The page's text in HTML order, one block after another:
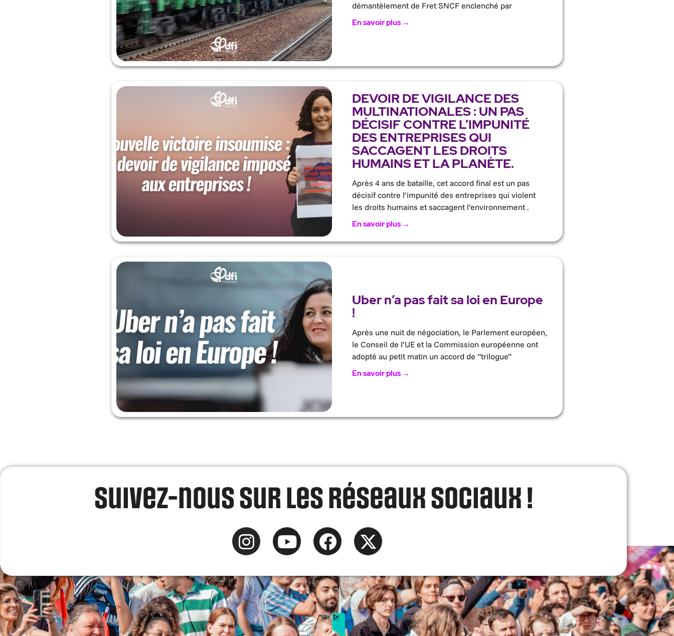
démantèlement de Fret SNCF enclenché par
En savoir plus →
DEVOIR DE VIGILANCE DES
MULTINATIONALES : UN PAS
DÉCISIF CONTRE L’IMPUNITÉ
DES ENTREPRISES QUI
SACCAGENT LES DROITS
HUMAINS ET LA PLANÈTE.
Après 4 ans de bataille, cet accord final est un pas
décisif contre l’impunité des entreprises qui violent
les droits humains et saccagent l’environnement .
En savoir plus →
Uber n’a pas fait sa loi en Europe
!
Après une nuit de négociation, le Parlement européen,
le Conseil de l’UE et la Commission européenne ont
adopté au petit matin un accord de “trilogue”
En savoir plus →
Suivez-nous sur les réseaux sociaux !